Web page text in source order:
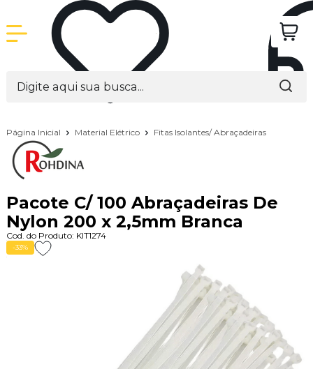
Página Inicial Material Elétrico Fitas Isolantes/ Abraçadeiras
Pacote C/ 100 Abraçadeiras De
Nylon 200 x 2,5mm Branca
Cod. do Produto: KIT1274
-33%